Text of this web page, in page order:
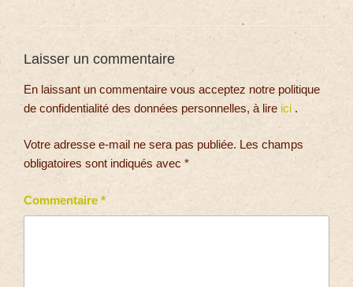
Laisser un commentaire
En laissant un commentaire vous acceptez notre politique
de confidentialité des données personnelles, à lire ici .
Votre adresse e-mail ne sera pas publiée. Les champs
obligatoires sont indiqués avec *
Commentaire *